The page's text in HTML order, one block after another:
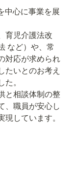
中心に事業を展
育児介護法改
など）や、常
対応が求められ
たいとのお考え
。
と相談体制の整
、職員が安心し
しています。